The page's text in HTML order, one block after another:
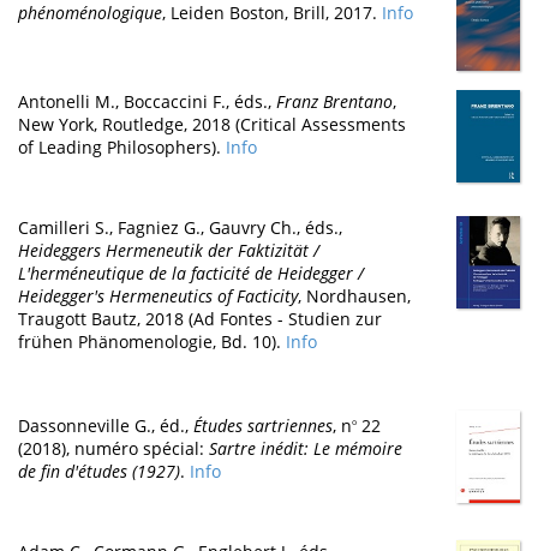
phénoménologique, Leiden Boston, Brill, 2017. Info
Antonelli M., Boccaccini F., éds., Franz Brentano,
New York, Routledge, 2018 (Critical Assessments
of Leading Philosophers). Info
Camilleri S., Fagniez G., Gauvry Ch., éds.,
Heideggers Hermeneutik der Faktizität /
L'herméneutique de la facticité de Heidegger /
Heidegger's Hermeneutics of Facticity, Nordhausen,
Traugott Bautz, 2018 (Ad Fontes - Studien zur
frühen Phänomenologie, Bd. 10). Info
Dassonneville G., éd., Études sartriennes, no 22
(2018), numéro spécial: Sartre inédit: Le mémoire
de fin d'études (1927). Info